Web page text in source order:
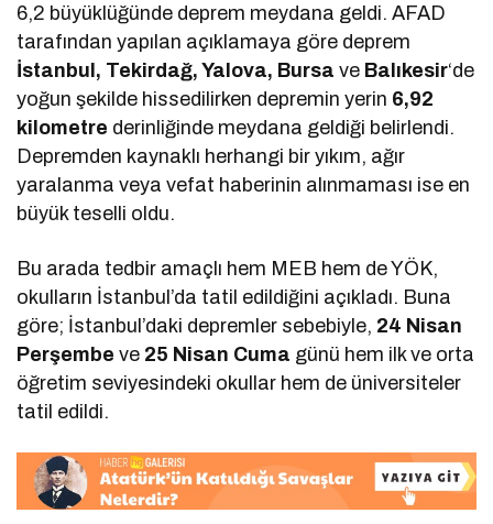
6,2 büyüklüğünde deprem meydana geldi. AFAD
tarafından yapılan açıklamaya göre deprem
İstanbul, Tekirdağ, Yalova, Bursa ve Balıkesir‘de
yoğun şekilde hissedilirken depremin yerin 6,92
kilometre derinliğinde meydana geldiği belirlendi.
Depremden kaynaklı herhangi bir yıkım, ağır
yaralanma veya vefat haberinin alınmaması ise en
büyük teselli oldu.
Bu arada tedbir amaçlı hem MEB hem de YÖK,
okulların İstanbul’da tatil edildiğini açıkladı. Buna
göre; İstanbul’daki depremler sebebiyle, 24 Nisan
Perşembeve 25 Nisan Cuma günü hem ilk ve orta
öğretim seviyesindeki okullar hem de üniversiteler
tatil edildi.